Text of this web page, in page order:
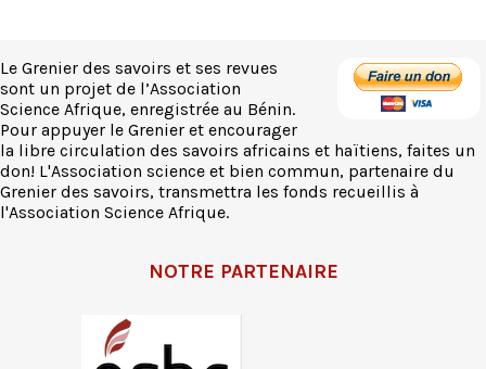
Le Grenier des savoirs et ses revues
sont un projet de l’Association
Science Afrique, enregistrée au Bénin.
Pour appuyer le Grenier et encourager
la libre circulation des savoirs africains et haïtiens, faites un
don! L'Association science et bien commun, partenaire du
Grenier des savoirs, transmettra les fonds recueillis à
l'Association Science Afrique.
NOTRE PARTENAIRE